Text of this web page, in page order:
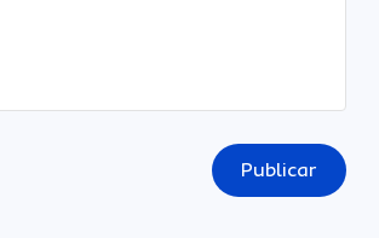
Publicar